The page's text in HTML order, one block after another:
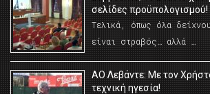
σελίδες προϋπολογισμού!
Τελικά, όπως όλα
είναι στραβός… αλλά …
ΑΟ Λεβάντε: Με τον
τεχνική ηγεσία!